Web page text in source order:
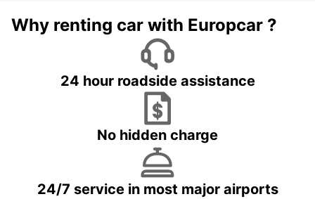
Why renting car with Europcar ?
24 hour roadside assistance
No hidden charge
24/7 service in most major airports